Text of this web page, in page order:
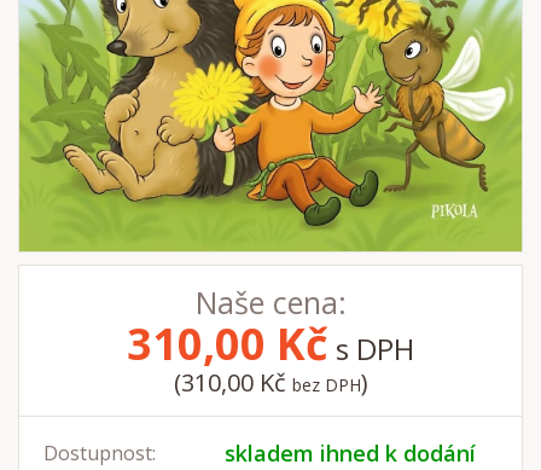
Naše cena:
310,00 Kč s DPH
(310,00 Kč bez DPH)
Dostupnost: skladem ihned k dodání